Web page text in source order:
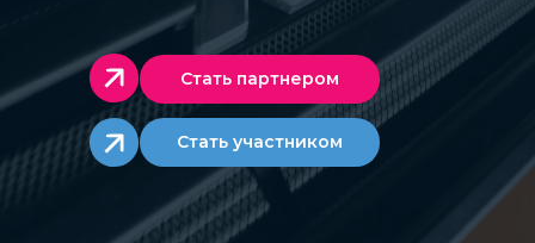
Стать партнером
Стать участником